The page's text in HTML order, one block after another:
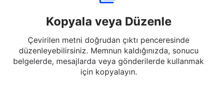
Kopyala veya Düzenle
Çevirilen metni doğrudan çıktı penceresinde
düzenleyebilirsiniz. Memnun kaldığınızda, sonucu